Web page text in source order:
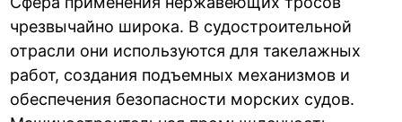
чрезвычайно широка. В судостроительной
отрасли они используются для такелажных
работ, создания подъемных механизмов и
обеспечения безопасности морских судов.